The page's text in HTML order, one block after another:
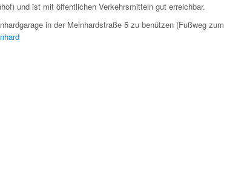
und ist mit öffentlichen Verkehrsmitteln gut erreichbar.
in der Meinhardstraße 5 zu benützen (Fußweg zum